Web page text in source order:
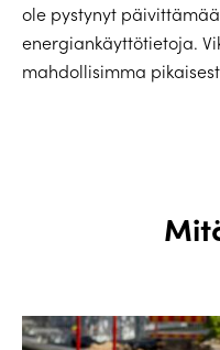
ole pystynyt
energiankäyttötietoja.
mahdollisimma